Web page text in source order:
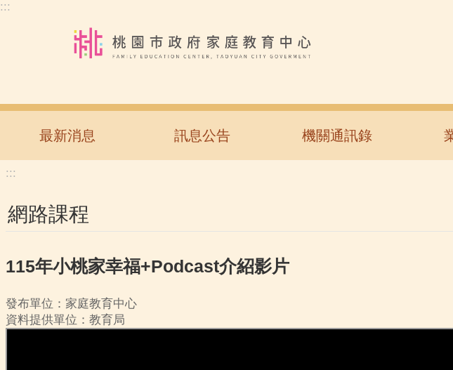
跳到主要內容區塊
:::
最新消息 訊息公告 機關通訊錄
:::
網路課程
115年小桃家幸福+Podcast介紹影片
發布單位：家庭教育中心
資料提供單位：教育局